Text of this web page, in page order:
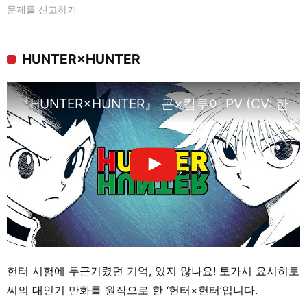
문제를 신고하기
HUNTER×HUNTER
『HUNTER×HUNTER』 곤×킬루아 PV (CV: 한
헌터 시험에 두근거렸던 기억, 있지 않나요! 토가시 요시히로
씨의 대인기 만화를 원작으로 한 ‘헌터×헌터’입니다.